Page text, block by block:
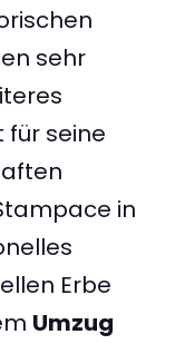
sehr
seine
in
Erbe
Umzug